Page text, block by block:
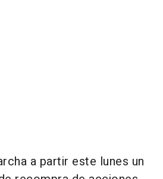
a partir este lunes un